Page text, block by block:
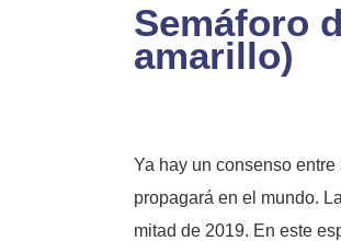
Semáforo
amarillo)
Ya hay un consenso
propagará en el mundo.
mitad de 2019. En este